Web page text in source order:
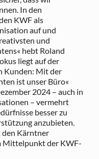
In den
KWF als
auf und
und
hebt Roland
liegt auf der
Kunden: Mit der
ist unser Büro«
2024 – auch in
– vermehrt
besser zu
anzubieten.
den Kärntner
Mittelpunkt der KWF-